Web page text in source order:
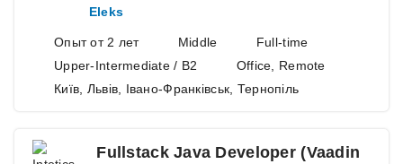
Eleks
Опыт от 2 лет Middle
Full-time
Upper-Intermediate / B2
Office, Remote
Київ, Львів, Івано-Франківськ, Тернопіль
Fullstack Java Developer (Vaadin